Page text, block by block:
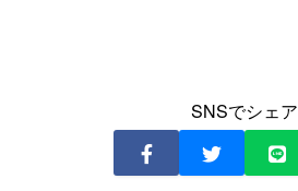
SNSでシェア